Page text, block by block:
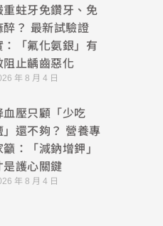
重蛀牙免鑽牙、免
醉？ 最新試驗證
：「氟化氨銀」有
阻止齲齒惡化
年 8 月 4 日
血壓只顧「少吃
」還不夠？ 營養專
籲：「減鈉增鉀」
是護心關鍵
年 8 月 4 日